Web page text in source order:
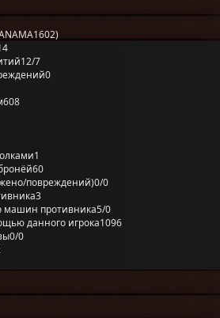
12/7
0
608
1
60
повреждений)0/0
3
машин противника5/0
данного игрока1096
0/0